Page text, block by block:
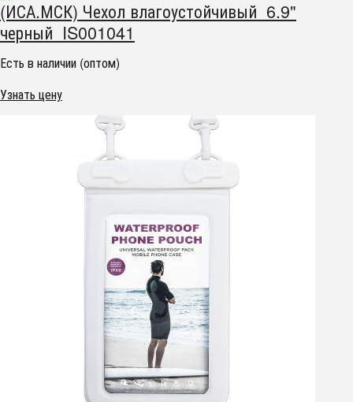
(ИСА.МСК) Чехол влагоустойчивый 6.9"
черный IS001041
Есть в наличии (оптом)
Узнать цену